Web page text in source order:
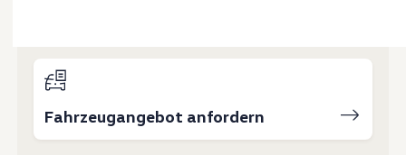
Besitzer und Service
Service und Ersatzteile
Inspektion und HU/AU
Fahrzeugangebot anfordern